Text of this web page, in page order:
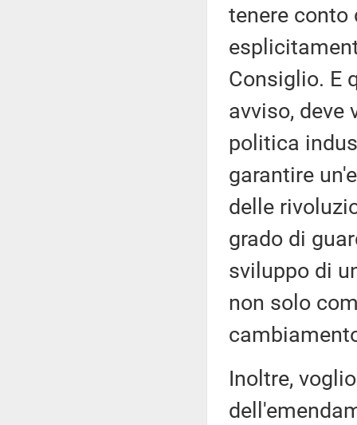
tenere conto
Consiglio. E
avviso, deve
politica
garantire
delle
grado di
sviluppo di
non solo
Inoltre,